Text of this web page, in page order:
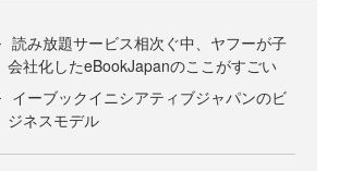
読み放題サービス相次ぐ中、ヤフーが子
会社化したeBookJapanのここがすごい
イーブックイニシアティブジャパンのビ
ジネスモデル